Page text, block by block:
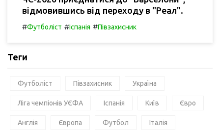
відмовившись від переходу в "Реал".
#Футболіст #Іспанія #Півзахисник
Теги
Футболіст Півзахисник Україна
Ліга чемпіонів УЄФА Іспанія Київ Євро
Англія Європа Футбол Італія